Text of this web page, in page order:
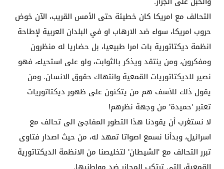
التحالف مع امريكا كان خطيئة حتى الأمس القريب، الآن خوض
حروب امريكا، سواء ضد الارهاب او في البلدان العربية لإطاحة
انظمة ديكتاتورية بات امرا طبيعيا، بل حضاريا له منظرون
ومفكرون، ومن ينتقد ويذكر بالثوابت، ولو على استحياء، فهو
نصير للديكتاتوريات القمعية وانتهاك حقوق الانسان. ومن
يقول ذلك للأسف هم من يتكئون على ظهور ديكتاتوريات
تعتبر 'حميدة' من وجهة نظرهم!
لا نستغرب أن يقودنا هذا التطور المفاجئ الى تحالف مع
اسرائيل، وبدأنا نسمع اصواتا تمهد له، من حيث اصدار فتاوى
تبرر التحالف مع 'الشيطان' لتخليصنا من الانظمة الديكتاتورية